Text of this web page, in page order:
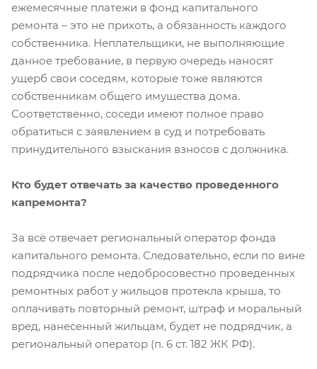
ежемесячные платежи в фонд капитального
ремонта – это не прихоть, а обязанность каждого
собственника. Неплательщики, не выполняющие
данное требование, в первую очередь наносят
ущерб свои соседям, которые тоже являются
собственникам общего имущества дома.
Соответственно, соседи имеют полное право
обратиться с заявлением в суд и потребовать
принудительного взыскания взносов с должника.
Кто будет отвечать за качество проведенного
капремонта?
За всё отвечает региональный оператор фонда
капитального ремонта. Следовательно, если по вине
подрядчика после недобросовестно проведенных
ремонтных работ у жильцов протекла крыша, то
оплачивать повторный ремонт, штраф и моральный
вред, нанесенный жильцам, будет не подрядчик, а
региональный оператор (п. 6 ст. 182 ЖК РФ).